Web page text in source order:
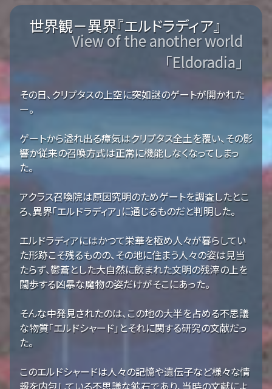
世界観－異界『エルドラディア』
View of the another world
「Eldoradia」
その日、クリプタスの上空に突如謎のゲートが開かれた
ー。
ゲートから溢れ出る瘴気はクリプタス全土を覆い、その影
響か従来の召喚方式は正常に機能しなくなってしまっ
た。
アクラス召喚院は原因究明のためゲートを調査したとこ
ろ、異界「エルドラディア」に通じるものだと判明した。
エルドラディアにはかつて栄華を極め人々が暮らしてい
た形跡こそ残るものの、その地に住まう人々の姿は見当
たらず、鬱蒼とした大自然に飲まれた文明の残滓の上を
闊歩する凶暴な魔物の姿だけがそこにあった。
そんな中発見されたのは、この地の大半を占める不思議
な物質「エルドシャード」とそれに関する研究の文献だっ
た。
このエルドシャードは人々の記憶や遺伝子など様々な情
報を内包している不思議な鉱石であり、当時の文献によ